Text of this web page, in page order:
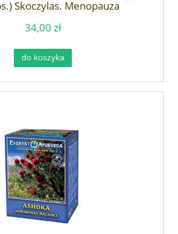
Skoczylas. Menopauza
34,00 zł
do koszyka